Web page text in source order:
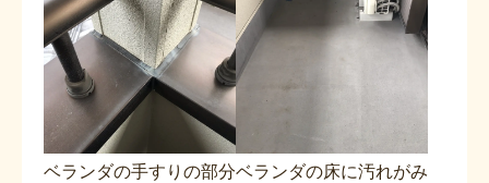
ベランダの手すりの部分ベランダの床に汚れがみ